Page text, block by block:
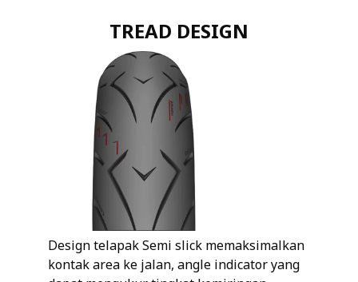
TREAD DESIGN
Design telapak Semi slick memaksimalkan
kontak area ke jalan, angle indicator yang